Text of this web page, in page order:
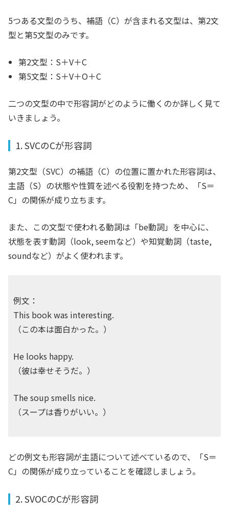
5つある文型のうち、補語（C）が含まれる文型は、第2文
型と第5文型のみです。
第2文型：S＋V＋C
第5文型：S＋V＋O＋C
二つの文型の中で形容詞がどのように働くのか詳しく見て
いきましょう。
1. SVCのCが形容詞
第2文型（SVC）の補語（C）の位置に置かれた形容詞は、
主語（S）の状態や性質を述べる役割を持つため、「S＝
C」の関係が成り立ちます。
また、この文型で使われる動詞は「be動詞」を中心に、
状態を表す動詞（look, seemなど）や知覚動詞（taste,
soundなど）がよく使われます。
例文：
This book was interesting.
（この本は面白かった。）
He looks happy.
（彼は幸せそうだ。）
The soup smells nice.
（スープは香りがいい。）
どの例文も形容詞が主語について述べているので、「S＝
C」の関係が成り立っていることを確認しましょう。
2. SVOCのCが形容詞